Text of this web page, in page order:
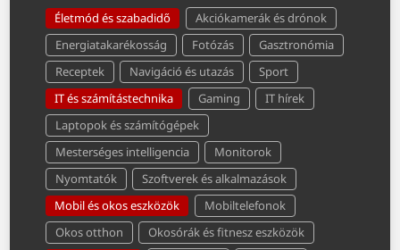
Életmód és szabadidő
Akciókamerák és drónok
Energiatakarékosság
Fotózás
Gasztronómia
Receptek
Navigáció és utazás
Sport
IT és számítástechnika
Gaming
IT hírek
Laptopok és számítógépek
Mesterséges intelligencia
Monitorok
Nyomtatók
Szoftverek és alkalmazások
Mobil és okos eszközök
Mobiltelefonok
Okos otthon
Okosórák és fitnesz eszközök